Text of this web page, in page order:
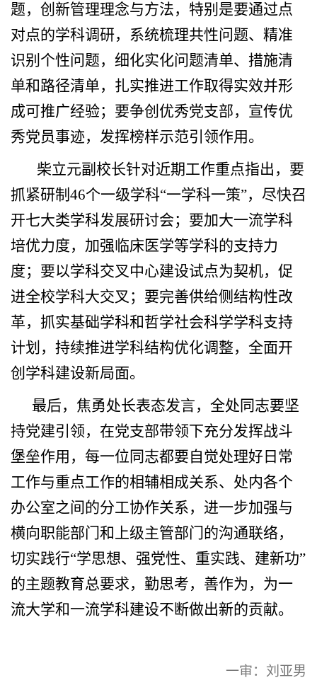
题，创新管理理念与方法，特别是要通过点
对点的学科调研，系统梳理共性问题、精准
识别个性问题，细化实化问题清单、措施清
单和路径清单，扎实推进工作取得实效并形
成可推广经验；要争创优秀党支部，宣传优
秀党员事迹，发挥榜样示范引领作用。
柴立元副校长针对近期工作重点指出，要
抓紧研制46个一级学科“一学科一策”，尽快召
开七大类学科发展研讨会；要加大一流学科
培优力度，加强临床医学等学科的支持力
度；要以学科交叉中心建设试点为契机，促
进全校学科大交叉；要完善供给侧结构性改
革，抓实基础学科和哲学社会科学学科支持
计划，持续推进学科结构优化调整，全面开
创学科建设新局面。
最后，焦勇处长表态发言，全处同志要坚
持党建引领，在党支部带领下充分发挥战斗
堡垒作用，每一位同志都要自觉处理好日常
工作与重点工作的相辅相成关系、处内各个
办公室之间的分工协作关系，进一步加强与
横向职能部门和上级主管部门的沟通联络，
切实践行“学思想、强党性、重实践、建新功”
的主题教育总要求，勤思考，善作为，为一
流大学和一流学科建设不断做出新的贡献。
一审：刘亚男